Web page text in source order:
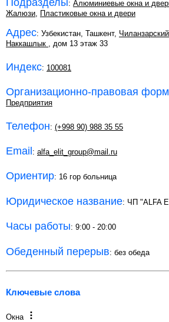
Подразделы: Алюминиевые окна и
Жалюзи, Пластиковые окна и двери
Адрес: Узбекистан, Ташкент,
Наккашлык , дом 13 этаж 33
Индекс: 100081
Организационно-правовая
Предприятия
Телефон: (+998 90) 988 35 55
Email : alfa_elit_group@mail.ru
Ориентир: 16 гор больница
Юридическое название: ЧП "ALFA
Часы работы: 9:00 - 20:00
Обеденный перерыв: без обеда
Ключевые слова
Окна